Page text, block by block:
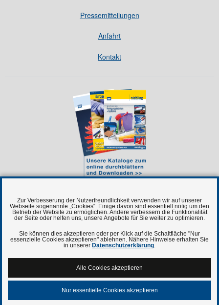
Pressemitteilungen
Anfahrt
Kontakt
Niebling Technische Bürsten
Niebling Waffenpflege
Niebling.com - Unternehmsinformationen
Zur Verbesserung der Nutzerfreundlichkeit verwenden wir auf unserer
Webseite sogenannte „Cookies“. Einige davon sind essentiell nötig um den
Betrieb der Website zu ermöglichen. Andere verbessern die Funktionalität
der Seite oder helfen uns, unsere Angebote für Sie weiter zu optimieren.
Sie können dies akzeptieren oder per Klick auf die Schaltfläche "Nur
essenzielle Cookies akzeptieren" ablehnen. Nähere Hinweise erhalten Sie
in unserer Datenschutzerklärung.
Alle Cookies akzeptieren
Nur essentielle Cookies akzeptieren